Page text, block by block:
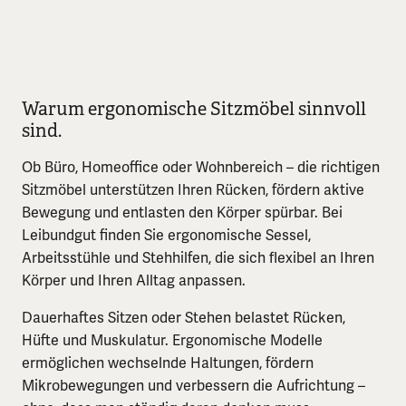
Warum ergonomische Sitzmöbel sinnvoll
sind.
Ob Büro, Homeoffice oder Wohnbereich – die richtigen
Sitzmöbel unterstützen Ihren Rücken, fördern aktive
Bewegung und entlasten den Körper spürbar. Bei
Leibundgut finden Sie ergonomische Sessel,
Arbeitsstühle und Stehhilfen, die sich flexibel an Ihren
Körper und Ihren Alltag anpassen.
Dauerhaftes Sitzen oder Stehen belastet Rücken,
Hüfte und Muskulatur. Ergonomische Modelle
ermöglichen wechselnde Haltungen, fördern
Mikrobewegungen und verbessern die Aufrichtung –